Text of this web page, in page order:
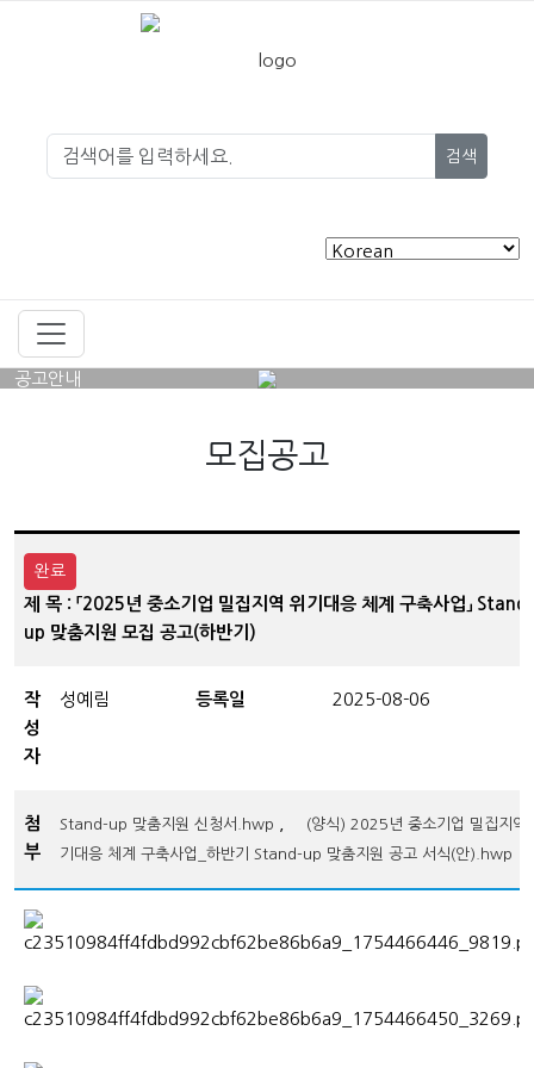
검색
공고안내
모집공고
완료
제 목 : 「2025년 중소기업 밀집지역 위기대응 체계 구축사업」 Stand-
up 맞춤지원 모집 공고(하반기)
작
성
자
성예림 등록일 2025-08-06
첨
부
Stand-up 맞춤지원 신청서.hwp
(양식) 2025년 중소기업 밀집지역
기대응 체계 구축사업_하반기 Stand-up 맞춤지원 공고 서식(안).hwp